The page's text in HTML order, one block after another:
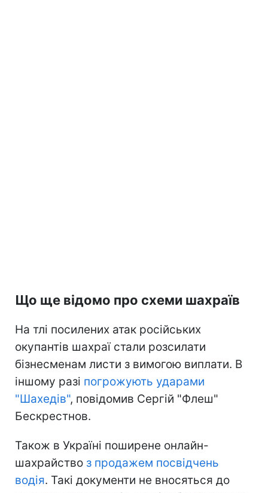
Що ще відомо про схеми шахраїв
На тлі посилених атак російських
окупантів шахраї стали розсилати
бізнесменам листи з вимогою виплати. В
іншому разі погрожують ударами
"Шахедів", повідомив Сергій "Флеш"
Бескрестнов.
Також в Україні поширене онлайн-
шахрайство з продажем посвідчень
водія. Такі документи не вносяться до